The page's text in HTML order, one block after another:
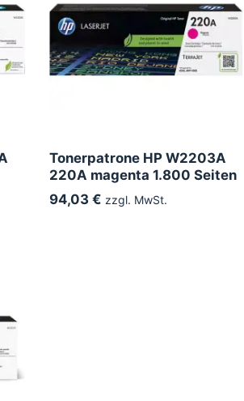
Tonerpatrone HP W2203A
220A magenta 1.800 Seiten
94,03 € zzgl. MwSt.